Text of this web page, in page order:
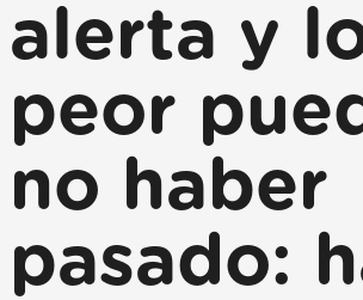
alerta y
peor
no haber
pasado: